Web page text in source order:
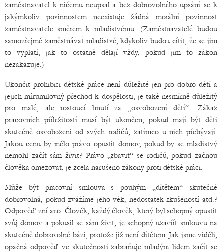
zaměstnavatel k ničemu neupsal a bez dobrovolného upsání se k
jakýmkoliv povinnostem neexistuje žádná morální povinnost
zaměstnavatele směrem k mladistvému. (Zaměstnavatelé budou
samozřejmě zaměstnávat mladistvé, kdykoliv budou cítit, že se jim
to vyplatí, jak to ostatně dělají vždy, pokud jim to zákon
nezakazuje.)
Ukončit prohibici dětské práce není důležité jen pro dobro dětí a
jejich mírumilovný přechod k dospělosti, je také nesmírně důležitý
pro malé, ale rostoucí hnutí za „osvobození dětí“. Zákaz
pracovních příležitostí musí být ukončen, pokud mají být děti
skutečně osvobozeni od svých rodičů, zatímco u nich přebývají.
Jakou cenu by mělo právo opustit domov, pokud by se mladistvý
nemohl začít sám živit? Právo „zbavit“ se rodičů, pokud začnou
člověka omezovat, je zcela narušeno zákony proti dětské práci.
Může být pracovní smlouva s pouhým „dítětem“ skutečně
dobrovolná, pokud zvážíme jeho věk, nedostatek zkušeností atd.?
Odpověď zní ano. Člověk, každý člověk, který byl schopný opustit
svůj domov a pokusil se sám živit, je schopný uzavřít smlouvu na
skutečně dobrovolné bázi, protože již není dítětem. Jak jsme viděli,
opačná odpověď ve skutečnosti zabraňuje mladým lidem začít se